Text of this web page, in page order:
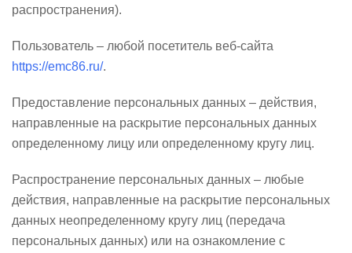
распространения).
Пользователь – любой посетитель веб-сайта
https://emc86.ru/.
Предоставление персональных данных – действия,
направленные на раскрытие персональных данных
определенному лицу или определенному кругу лиц.
Распространение персональных данных – любые
действия, направленные на раскрытие персональных
данных неопределенному кругу лиц (передача
персональных данных) или на ознакомление с